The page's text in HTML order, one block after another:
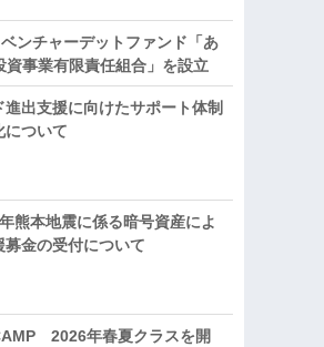
ンチャーデットファンド「あ
資事業有限責任組合」を設立
進出支援に向けたサポート体制
について
熊本地震に係る暗号資産によ
募金の受付について
2026年春夏クラスを開